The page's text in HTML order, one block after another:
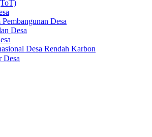
Desa
Desa
Desa Rendah Karbon
Desa